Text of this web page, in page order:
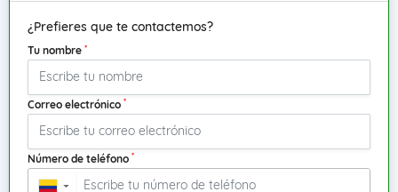
¿Prefieres que te contactemos?
Tu nombre *
Correo electrónico *
Número de teléfono *
▼